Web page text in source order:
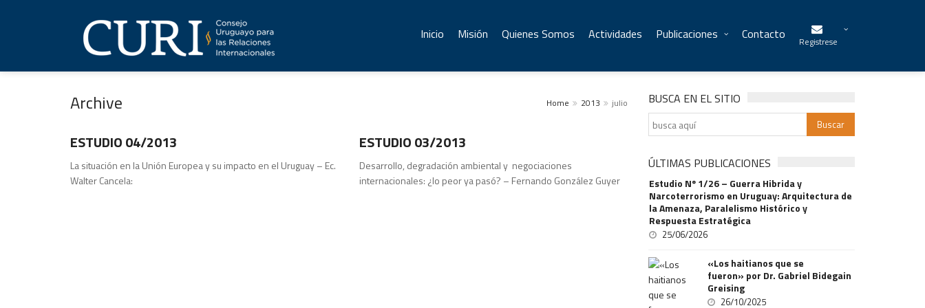
Inicio Misión Quienes Somos Actividades Publicaciones Contacto Registrese
Archive Home 2013 julio
Estudios
ESTUDIO 04/2013
La situación en la Unión Europea y su impacto en el Uruguay – Ec.
Walter Cancela:
ESTUDIO 03/2013
Desarrollo, degradación ambiental y negociaciones
internacionales: ¿lo peor ya pasó? – Fernando González Guyer
BUSCA EN EL SITIO
ÚLTIMAS PUBLICACIONES
Estudio Nº 1/26 – Guerra Hibrida y
Narcoterrorismo en Uruguay: Arquitectura de
la Amenaza, Paralelismo Histórico y
Respuesta Estratégica
25/06/2026
«Los haitianos que se
fueron» por Dr. Gabriel Bidegain
Greising
26/10/2025